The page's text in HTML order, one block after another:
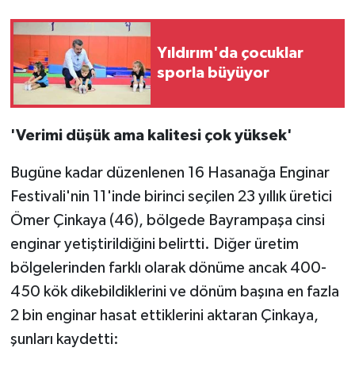
Yıldırım'da çocuklar
sporla büyüyor
'Verimi düşük ama kalitesi çok yüksek'
Bugüne kadar düzenlenen 16 Hasanağa Enginar
Festivali'nin 11'inde birinci seçilen 23 yıllık üretici
Ömer Çinkaya (46), bölgede Bayrampaşa cinsi
enginar yetiştirildiğini belirtti. Diğer üretim
bölgelerinden farklı olarak dönüme ancak 400-
450 kök dikebildiklerini ve dönüm başına en fazla
2 bin enginar hasat ettiklerini aktaran Çinkaya,
şunları kaydetti: